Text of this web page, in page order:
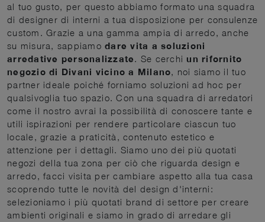
al tuo gusto, per questo abbiamo formato una squadra
di designer di interni a tua disposizione per consulenze
custom. Grazie a una gamma ampia di arredo, anche
su misura, sappiamo dare vita a soluzioni
arredative personalizzate. Se cerchi un rifornito
negozio di Divani vicino a Milano, noi siamo il tuo
partner ideale poiché forniamo soluzioni ad hoc per
qualsivoglia tuo spazio. Con una squadra di arredatori
come il nostro avrai la possibilità di conoscere tante e
utili ispirazioni per rendere particolare ciascun tuo
locale, grazie a praticità, contenuto estetico e
attenzione per i dettagli. Siamo uno dei più quotati
negozi della tua zona per ciò che riguarda design e
arredo, facci visita per cambiare aspetto alla tua casa
scoprendo tutte le novità del design d'interni:
selezioniamo i più quotati brand di settore per creare
ambienti originali e siamo in grado di arredare gli